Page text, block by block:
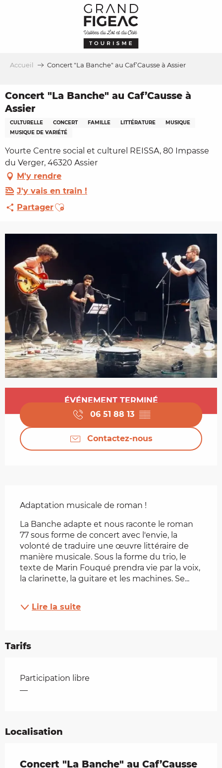
Accueil Concert "La Banche" au Caf’Causse à Assier
Concert "La Banche" au Caf’Causse à
Assier
CULTURELLE CONCERT FAMILLE LITTÉRATURE
MUSIQUE
MUSIQUE DE VARIÉTÉ
Yourte Centre social et culturel REISSA, 80 Impasse
du Verger, 46320 Assier
M'y rendre
J'y vais en train !
PartagerAjouter aux favoris
Ouverture et coordonnées
ÉVÉNEMENT TERMINÉ
06 51 88 13 ▒▒
Contactez-nous
Adaptation musicale de roman !
La Banche adapte et nous raconte le roman
77 sous forme de concert avec l'envie, la
volonté de traduire une œuvre littéraire de
manière musicale. Sous la forme du trio, le
texte de Marin Fouqué prendra vie par la voix,
la clarinette, la guitare et les machines. Se...
Lire la suite
Tarifs
Tarifs 2026
Participation libre
—
Localisation
Concert "La Banche" au Caf’Causse